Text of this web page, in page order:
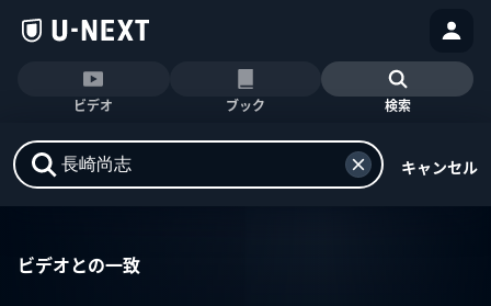
ビデオ ブック 検索
キャンセル
ビデオとの一致